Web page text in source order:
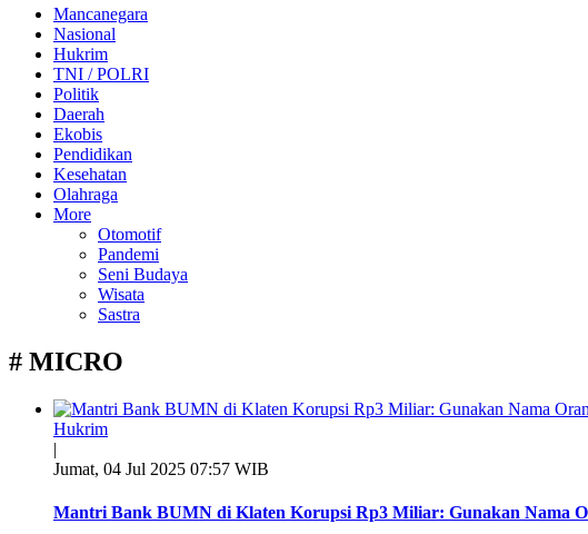
Mancanegara
Nasional
Hukrim
TNI / POLRI
Politik
Daerah
Ekobis
Pendidikan
Kesehatan
Olahraga
More
Otomotif
Pandemi
Seni Budaya
Wisata
Sastra
# MICRO
Hukrim
|
Jumat, 04 Jul 2025 07:57 WIB
Mantri Bank BUMN di Klaten Korupsi Rp3 Miliar: Gunakan Nama